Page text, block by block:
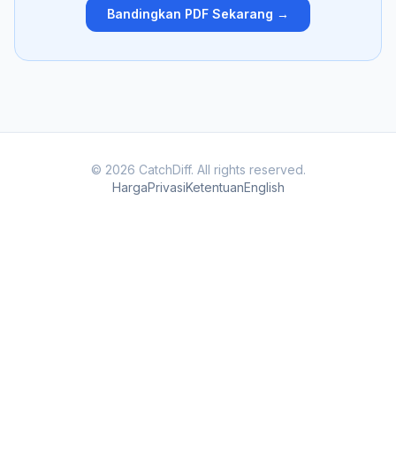
Bandingkan PDF Sekarang →
© 2026 CatchDiff. All rights reserved.
HargaPrivasiKetentuanEnglish